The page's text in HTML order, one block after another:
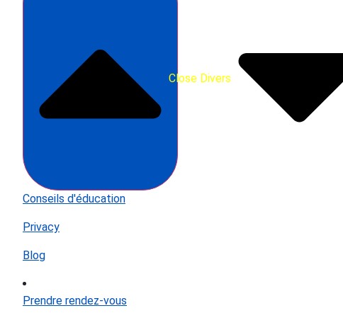
Close Divers
Conseils d'éducation
Privacy
Blog
Prendre rendez-vous